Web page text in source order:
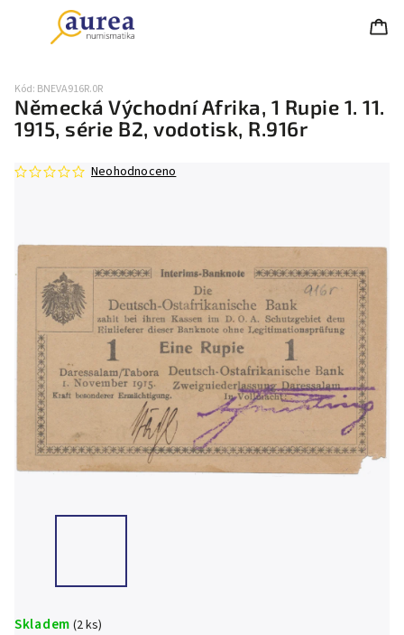
Německá Východní Afrika, 1 Rupie 1. 11.
1915, série B2, vodotisk, R.916r
Kód: BNEVA916R.0R
Neohodnoceno
Skladem (2 ks)